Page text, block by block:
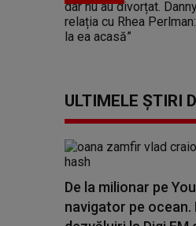
ULTIMELE ȘTIRI
De la milionar pe
navigator pe ocean.